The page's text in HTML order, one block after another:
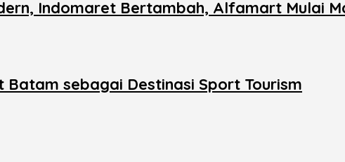
Indomaret Bertambah, Alfamart Mulai
sebagai Destinasi Sport Tourism